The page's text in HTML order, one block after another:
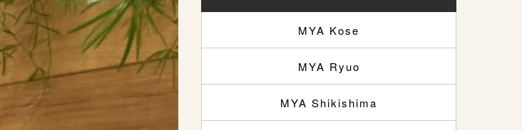
MYA Kose
MYA Ryuo
MYA Shikishima